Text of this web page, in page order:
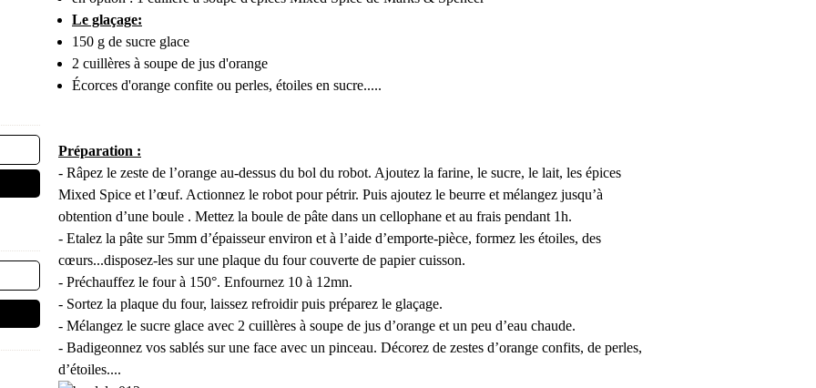
Le glaçage:
150 g de sucre glace
2 cuillères à soupe de jus d'orange
Écorces d'orange confite ou perles, étoiles en sucre.....
Préparation :
- Râpez le zeste de l’orange au-dessus du bol du robot. Ajoutez la farine, le sucre, le lait, les épices
Mixed Spice et l’œuf. Actionnez le robot pour pétrir. Puis ajoutez le beurre et mélangez jusqu’à
obtention d’une boule . Mettez la boule de pâte dans un cellophane et au frais pendant 1h.
- Etalez la pâte sur 5mm d’épaisseur environ et à l’aide d’emporte-pièce, formez les étoiles, des
cœurs...disposez-les sur une plaque du four couverte de papier cuisson.
- Préchauffez le four à 150°. Enfournez 10 à 12mn.
- Sortez la plaque du four, laissez refroidir puis préparez le glaçage.
- Mélangez le sucre glace avec 2 cuillères à soupe de jus d’orange et un peu d’eau chaude.
- Badigeonnez vos sablés sur une face avec un pinceau. Décorez de zestes d’orange confits, de perles,
d’étoiles....